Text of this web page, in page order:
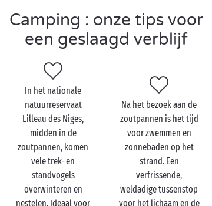
rustdagen zult u moeiteloos iets te doen vinden!
Aquapark ,gratis kinderclubs,sportterreinen
en nog
veel meer staan tot uw beschikking.
Bezoek de zoutpannen
met de hele familie
Een rondleiding met gids door het ecomuseum van
de zoutpannen in Loix,
met de hele familie, is een
goede manier om alles te weten te komen over de
productie van het witte goud. Van de
gereedschappen die voor de productie en de oogst
Camping : onze tips voor
een geslaagd verblijf
In het nationale
natuurreservaat
Lilleau des Niges,
midden in de
zoutpannen, komen
vele trek- en
standvogels
overwinteren en
nestelen. Ideaal voor
Na het bezoek aan de
zoutpannen is het tijd
voor zwemmen en
zonnebaden op het
strand. Een
verfrissende,
weldadige tussenstop
voor het lichaam en de